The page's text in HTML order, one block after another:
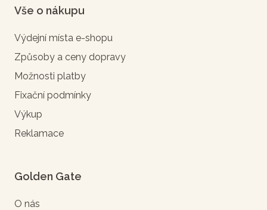
Vše o nákupu
Výdejní místa e-shopu
Způsoby a ceny dopravy
Možnosti platby
Fixační podmínky
Výkup
Reklamace
Golden Gate
O nás